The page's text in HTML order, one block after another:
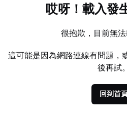
哎呀！載入發
很抱歉，目前無法
這可能是因為網路連線有問題，
後再試。
回到首頁